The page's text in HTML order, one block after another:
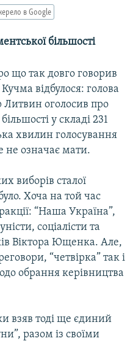
в Google
більшості
що так довго говорив
відбулося: голова
оголосив про
у складі 231
хвилин голосування
не означає мати.
виборів сталої
Хоча на той час
“Наша Україна”,
соціалісти та
Віктора Ющенка. Але,
“четвірка” так і
обрання керівництва
взяв тоді ще єдиний
разом із своїми